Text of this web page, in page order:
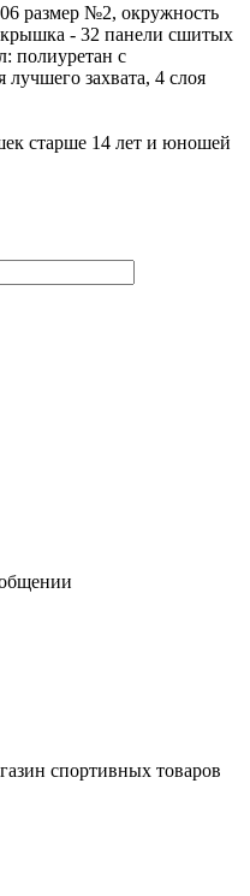
размер №2, окружность
- 32 панели сшитых
полиуретан с
захвата, 4 слоя
старше 14 лет и юношей
спортивных товаров